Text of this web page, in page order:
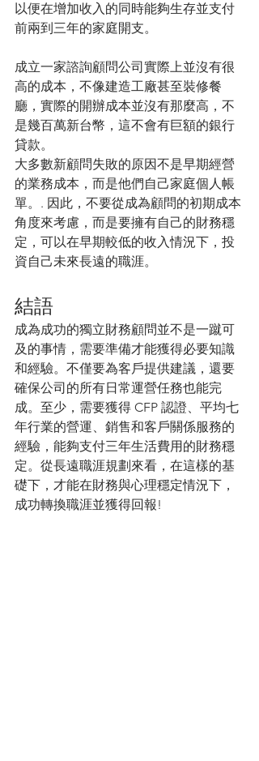
以便在增加收入的同時能夠生存並支付
前兩到三年的家庭開支。
成立一家諮詢顧問公司實際上並沒有很
高的成本，不像建造工廠甚至裝修餐
廳，實際的開辦成本並沒有那麼高，不
是幾百萬新台幣，這不會有巨額的銀行
貸款。
大多數新顧問失敗的原因不是早期經營
的業務成本，而是他們自己家庭個人帳
單。. 因此，不要從成為顧問的初期成本
角度來考慮，而是要擁有自己的財務穩
定，可以在早期較低的收入情況下，投
資自己未來長遠的職涯。
結語
成為成功的獨立財務顧問並不是一蹴可
及的事情，需要準備才能獲得必要知識
和經驗。不僅要為客戶提供建議，還要
確保公司的所有日常運營任務也能完
成。至少，需要獲得 CFP 認證、平均七
年行業的營運、銷售和客戶關係服務的
經驗，能夠支付三年生活費用的財務穩
定。從長遠職涯規劃來看，在這樣的基
礎下，才能在財務與心理穩定情況下，
成功轉換職涯並獲得回報!